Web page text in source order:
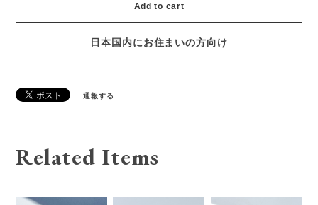
Add to cart
日本国内にお住まいの方向け
通報する
Related Items